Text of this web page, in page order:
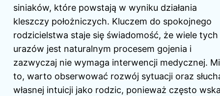
siniaków, które powstają w wyniku działania
kleszczy położniczych. Kluczem do spokojnego
rodzicielstwa staje się świadomość, że wiele tych
urazów jest naturalnym procesem gojenia i
zazwyczaj nie wymaga interwencji medycznej.
to, warto obserwować rozwój sytuacji oraz
własnej intuicji jako rodzic, ponieważ często